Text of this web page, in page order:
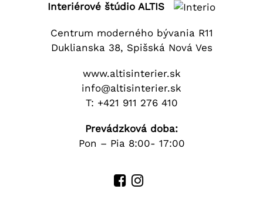
Interiérové štúdio ALTIS
Centrum moderného bývania R11
Duklianska 38, Spišská Nová Ves
www.altisinterier.sk
info@altisinterier.sk
T: +421 911 276 410
Prevádzková doba:
Pon – Pia 8:00- 17:00